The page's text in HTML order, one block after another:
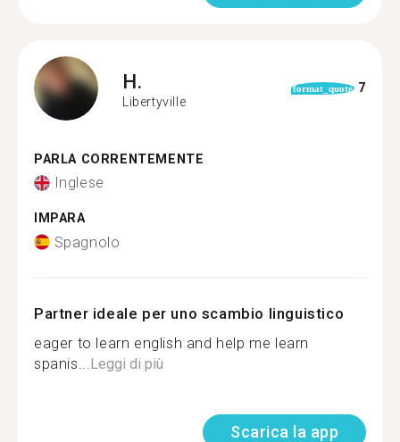
H.
Libertyville
format_quote 7
PARLA CORRENTEMENTE
Inglese
IMPARA
Spagnolo
Partner ideale per uno scambio linguistico
eager to learn english and help me learn
spanis... Leggi di più
Scarica la app